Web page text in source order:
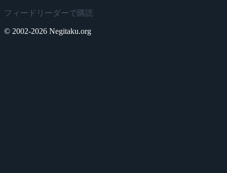
フィードリーダーで購読
© 2002-2026 Negitaku.org